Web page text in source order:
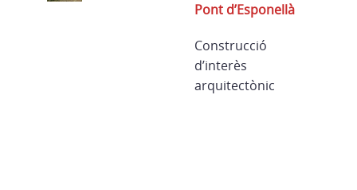
Pont d’Esponellà
Construcció
d’interès
arquitectònic